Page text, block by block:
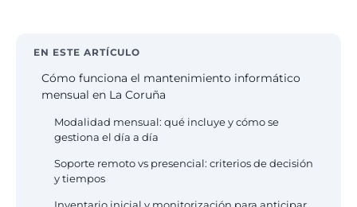
diputaciones,
industria
EN ESTE ARTÍCULO
Cómo funciona el mantenimiento informático
mensual en La Coruña
Modalidad mensual: qué incluye y cómo se
gestiona el día a día
Soporte remoto vs presencial: criterios de decisión
y tiempos